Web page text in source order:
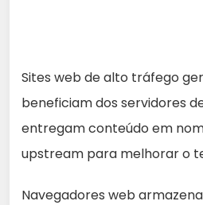
Sites web de alto tráfego
beneficiam dos servidores
entregam conteúdo em
upstream para melhorar o
Navegadores web